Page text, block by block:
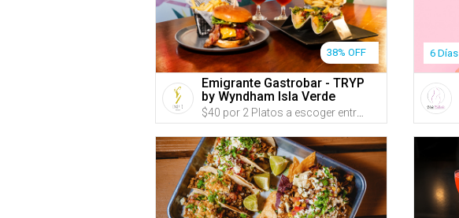
38% OFF
Emigrante Gastrobar - TRYP
by Wyndham Isla Verde
6 Días